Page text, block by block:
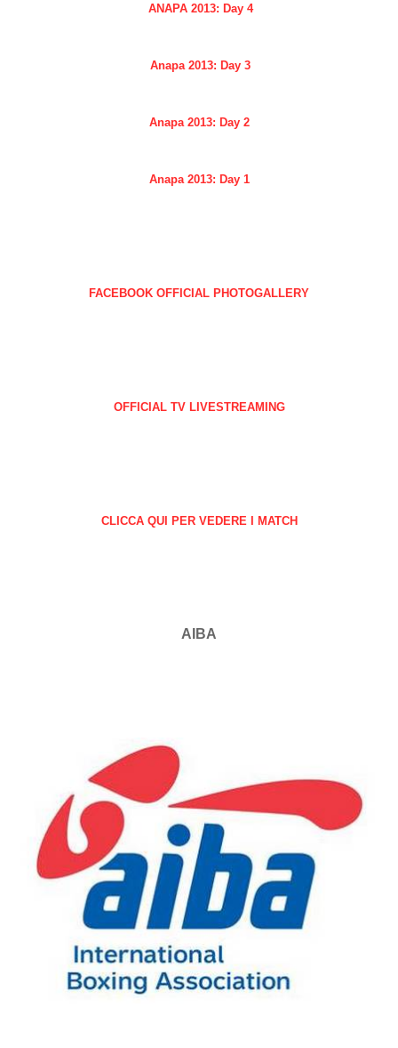
ANAPA 2013: Day 4
Anapa 2013: Day 3
Anapa 2013: Day 2
Anapa 2013: Day 1
FACEBOOK OFFICIAL PHOTOGALLERY
OFFICIAL TV LIVESTREAMING
CLICCA QUI PER VEDERE I MATCH
AIBA